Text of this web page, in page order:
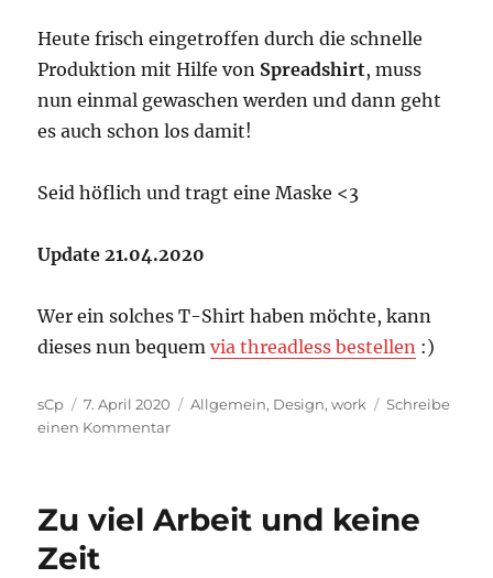
Heute frisch eingetroffen durch die schnelle
Produktion mit Hilfe von Spreadshirt, muss
nun einmal gewaschen werden und dann geht
es auch schon los damit!
Seid höflich und tragt eine Maske <3
Update 21.04.2020
Wer ein solches T-Shirt haben möchte, kann
dieses nun bequemvia threadless bestellen :)
Autor
sCp
Veröffentlicht
am
7. April 2020 Kategorien
Allgemein, Design,work
Schreibe
einen Kommentarzu
Zu viel Arbeit und keine
Zeit